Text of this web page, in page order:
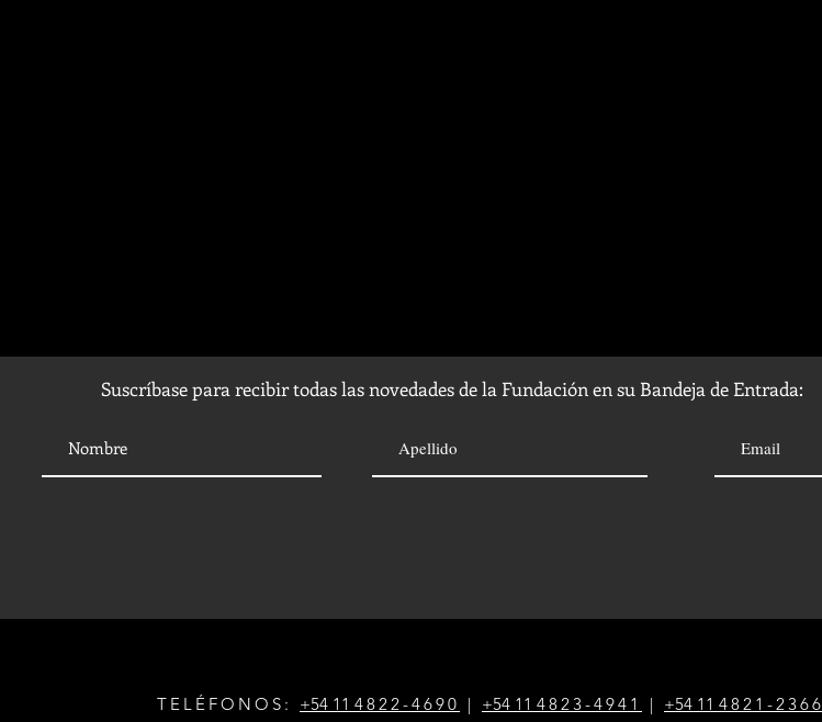
Suscríbase para recibir todas las novedades de la Fundación en su Bandeja de Entrada:
TELÉFONOS: +54 11 4822-4690 | +54 1 1 4823-4941 | +54 1 1 4821-2366